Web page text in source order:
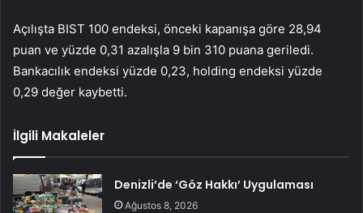
Açılışta BIST 100 endeksi, önceki kapanışa göre 28,94
puan ve yüzde 0,31 azalışla 9 bin 310 puana geriledi.
Bankacılık endeksi yüzde 0,23, holding endeksi yüzde
0,29 değer kaybetti.
İlgili Makaleler
Denizli’de ‘Göz Hakkı’ Uygulaması
Ağustos 8, 2026